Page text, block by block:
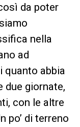
da poter
nella
ad
quanto abbia
due giornate,
con le altre
po’ di terreno